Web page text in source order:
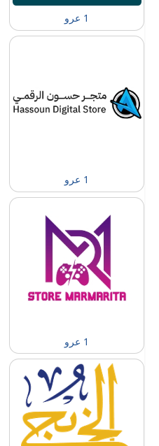
1 عرو
1 عرو
1 عرو